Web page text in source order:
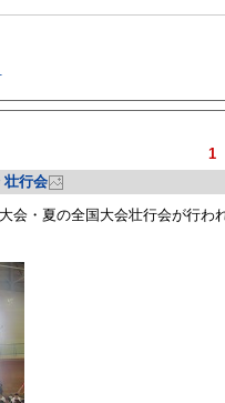
1
壮行会
会・夏の全国大会壮行会が行わ